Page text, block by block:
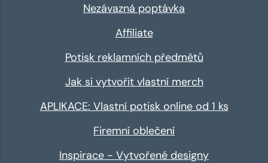
Nezávazná poptávka
Affiliate
Potisk reklamních předmětů
Jak si vytvořit vlastní merch
APLIKACE: Vlastní potisk online od 1 ks
Firemní oblečení
Inspirace - Vytvořené designy